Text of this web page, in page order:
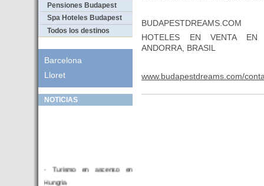
Pensiones Budapest
Spa Hoteles Budapest
Todos los destinos
Barcelona
Lloret
NOTICIAS
- Turismo en ascenso en
Hungria
BUDAPESTDREAMS.COM
HOTELES EN VENTA EN
ANDORRA, BRASIL
www.budapestdreams.com/